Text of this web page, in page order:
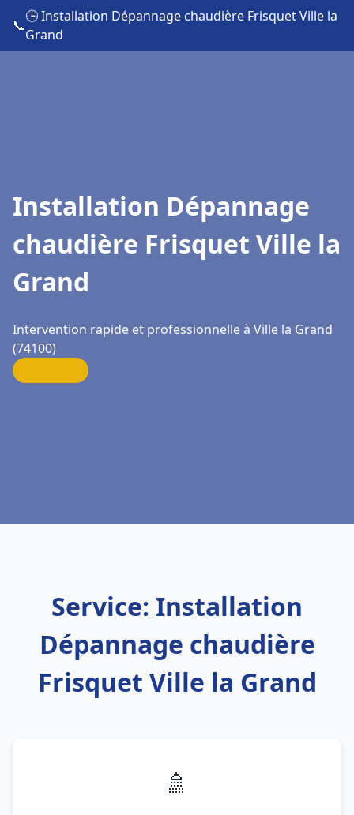
📞
🕒 Installation Dépannage chaudière Frisquet Ville la
Grand
Installation Dépannage
chaudière Frisquet Ville la
Grand
Intervention rapide et professionnelle à Ville la Grand
(74100)
Service: Installation
Dépannage chaudière
Frisquet Ville la Grand
🚿